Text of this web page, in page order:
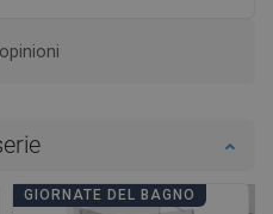
GIORNATE DEL BAGNO